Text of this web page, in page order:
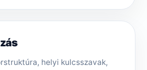
helyi kulcsszavak,